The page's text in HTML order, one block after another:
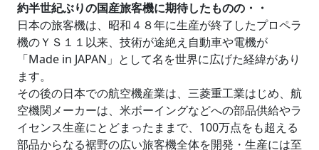
約半世紀ぶりの国産旅客機に期待したものの・・
日本の旅客機は、昭和４８年に生産が終了したプロペラ
機のＹＳ１１以来、技術が途絶え自動車や電機が
「Made in JAPAN」として名を世界に広げた経緯があり
ます。
その後の日本での航空機産業は、三菱重工業はじめ、航
空機関メーカーは、米ボーイングなどへの部品供給やラ
イセンス生産にとどまったままで、100万点をも超える
部品からなる裾野の広い旅客機全体を開発・生産には至